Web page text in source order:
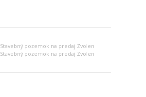
Stavebný pozemok na predaj Zvolen
Stavebný pozemok na predaj Zvolen